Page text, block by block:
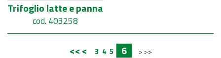
Trifoglio latte e panna
cod. 403258
<<< 3 4 5 6 > >>